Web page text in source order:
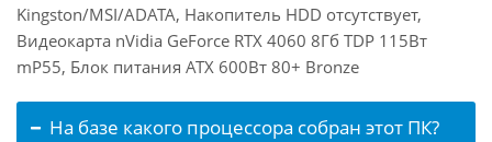
Kingston/MSI/ADATA, Накопитель HDD отсутствует,
Видеокарта nVidia GeForce RTX 4060 8Гб TDP 115Вт
mP55, Блок питания ATX 600Вт 80+ Bronze
На базе какого процессора собран этот ПК?